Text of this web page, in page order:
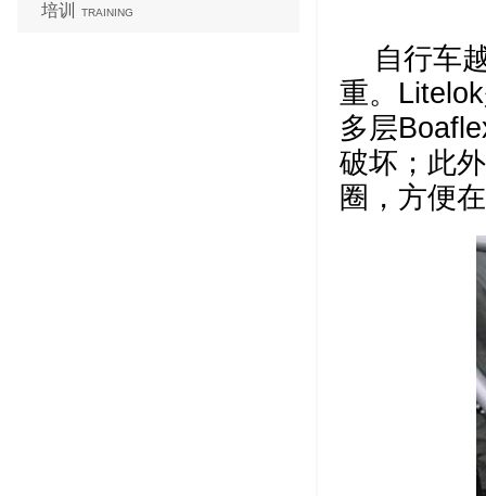
培训 TRAINING
自行车
重。
多层
破坏；此
圈，方便